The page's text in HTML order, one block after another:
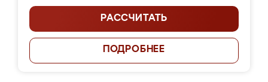
РАССЧИТАТЬ
ПОДРОБНЕЕ